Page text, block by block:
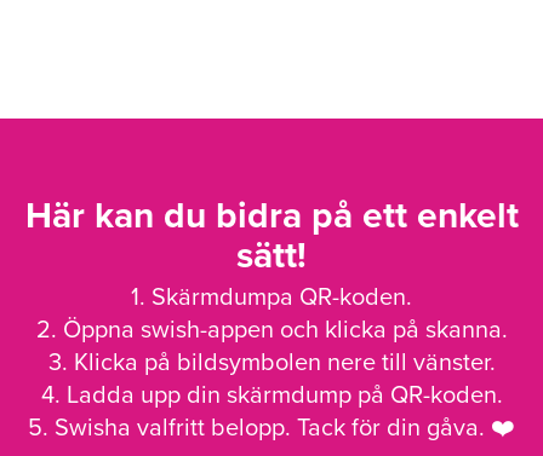
Här kan du bidra på ett enkelt
sätt!
1. Skärmdumpa QR-koden.
2. Öppna swish-appen och klicka på skanna.
3. Klicka på bildsymbolen nere till vänster.
4. Ladda upp din skärmdump på QR-koden.
5. Swisha valfritt belopp. Tack för din gåva. ❤️